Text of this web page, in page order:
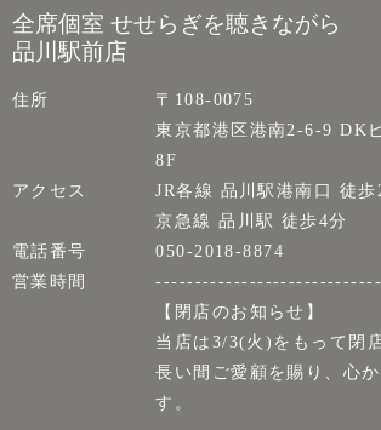
全席個室 せせらぎを聴きながら
品川駅前店
住所
〒108-0075
東京都港区港南2-6-9 DK
8F
アクセス
JR各線 品川駅港南口 徒歩
京急線 品川駅 徒歩4分
電話番号
050-2018-8874
営業時間
-----------------------------
【閉店のお知らせ】
当店は3/3(火)をもって閉
長い間ご愛顧を賜り、心
す。